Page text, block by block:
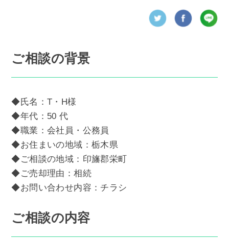
ご相談の背景
◆氏名：T・H様
◆年代：50 代
◆職業：会社員・公務員
◆お住まいの地域：栃木県
◆ご相談の地域：印旛郡栄町
◆ご売却理由：相続
◆お問い合わせ内容：チラシ
ご相談の内容